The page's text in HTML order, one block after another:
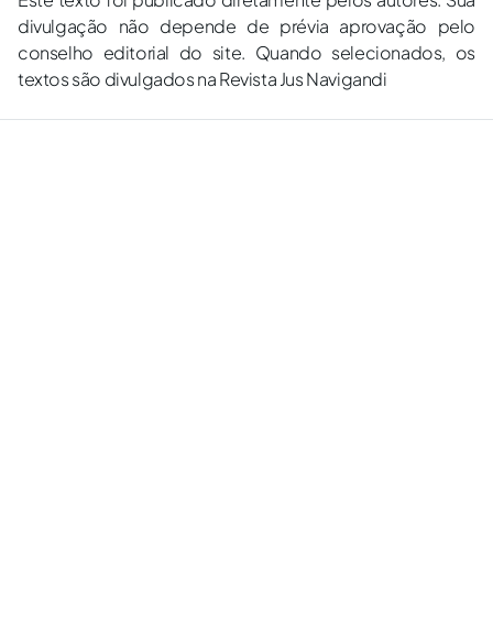
divulgação não depende de prévia aprovação pelo
conselho editorial do site. Quando selecionados, os
textos são divulgados na Revista Jus Navigandi